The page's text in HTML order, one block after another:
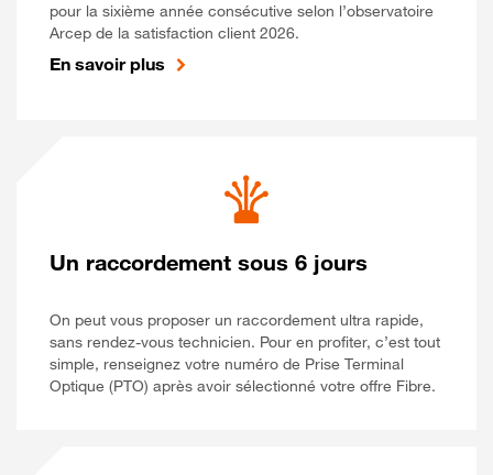
pour la sixième année consécutive selon l’observatoire
Arcep de la satisfaction client 2026.
En savoir plus
Un raccordement sous 6 jours
On peut vous proposer un raccordement ultra rapide,
sans rendez-vous technicien. Pour en profiter, c’est tout
simple, renseignez votre numéro de Prise Terminal
Optique (PTO) après avoir sélectionné votre offre Fibre.